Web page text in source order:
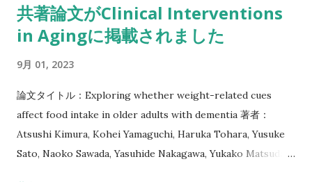
など幅広い活動に関わります。実験・調査の立案，実施，デー
タ解析，学会発表，論文執筆等を行います。学内外の研究者、
サポートも行います。 新しい研究分野への挑戦や、社会との
連携に意欲を持った方を歓迎します。 配属部署 BKC社系研究
機構 種職 研究員・ポスドク相当 研究分野 人文・社会 - 実験心
理学・情報通信 - 知能情報学 給与 年額年俸は3,240,000円～
3,960,000円です。業務経験、および研究実績などを勘案し、
共著論文がClinical Interventions
in Agingに掲載されました
9月 01, 2023
論文タイトル：Exploring whether weight-related cues
affect food intake in older adults with dementia 著者：
Atsushi Kimura, Kohei Yamaguchi, Haruka Tohara, Yusuke
Sato, Naoko Sawada, Yasuhide Nakagawa, Yukako Matsuda,